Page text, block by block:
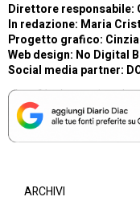
Direttore responsabile:
In redazione: Maria
Progetto grafico:
Web design: No Digital
Social media partner:
ARCHIVI